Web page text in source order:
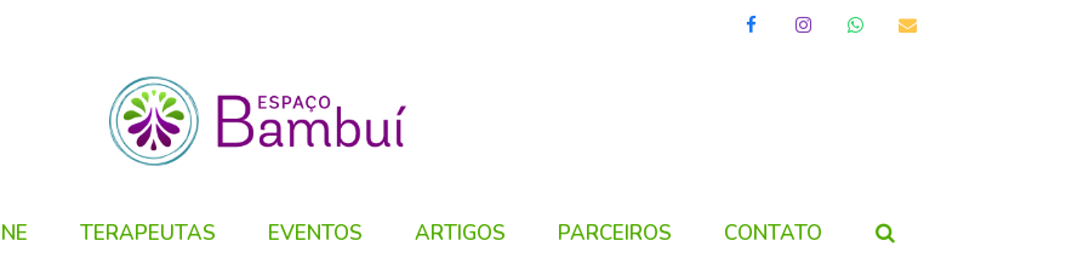
FacebookInstagramWhatsapp
Email
TERAPEUTAS EVENTOS ARTIGOS PARCEIROS CONTATO